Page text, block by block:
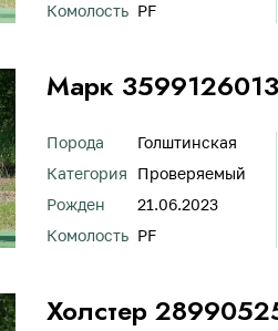
Комолость PF
Марк
Порода
Голштинская
Категория
Проверяемый
Рожден
21.06.2023
Комолость PF
Холстер